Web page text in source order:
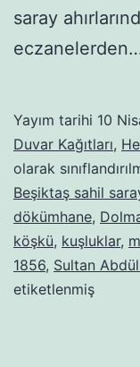
saray
Yayım tarihi 10
Duvar Kağıtları,
olarak
Beşiktaş sahil
dökümhane,
köşkü, kuşluklar,
1856, Sultan
etiketlenmiş